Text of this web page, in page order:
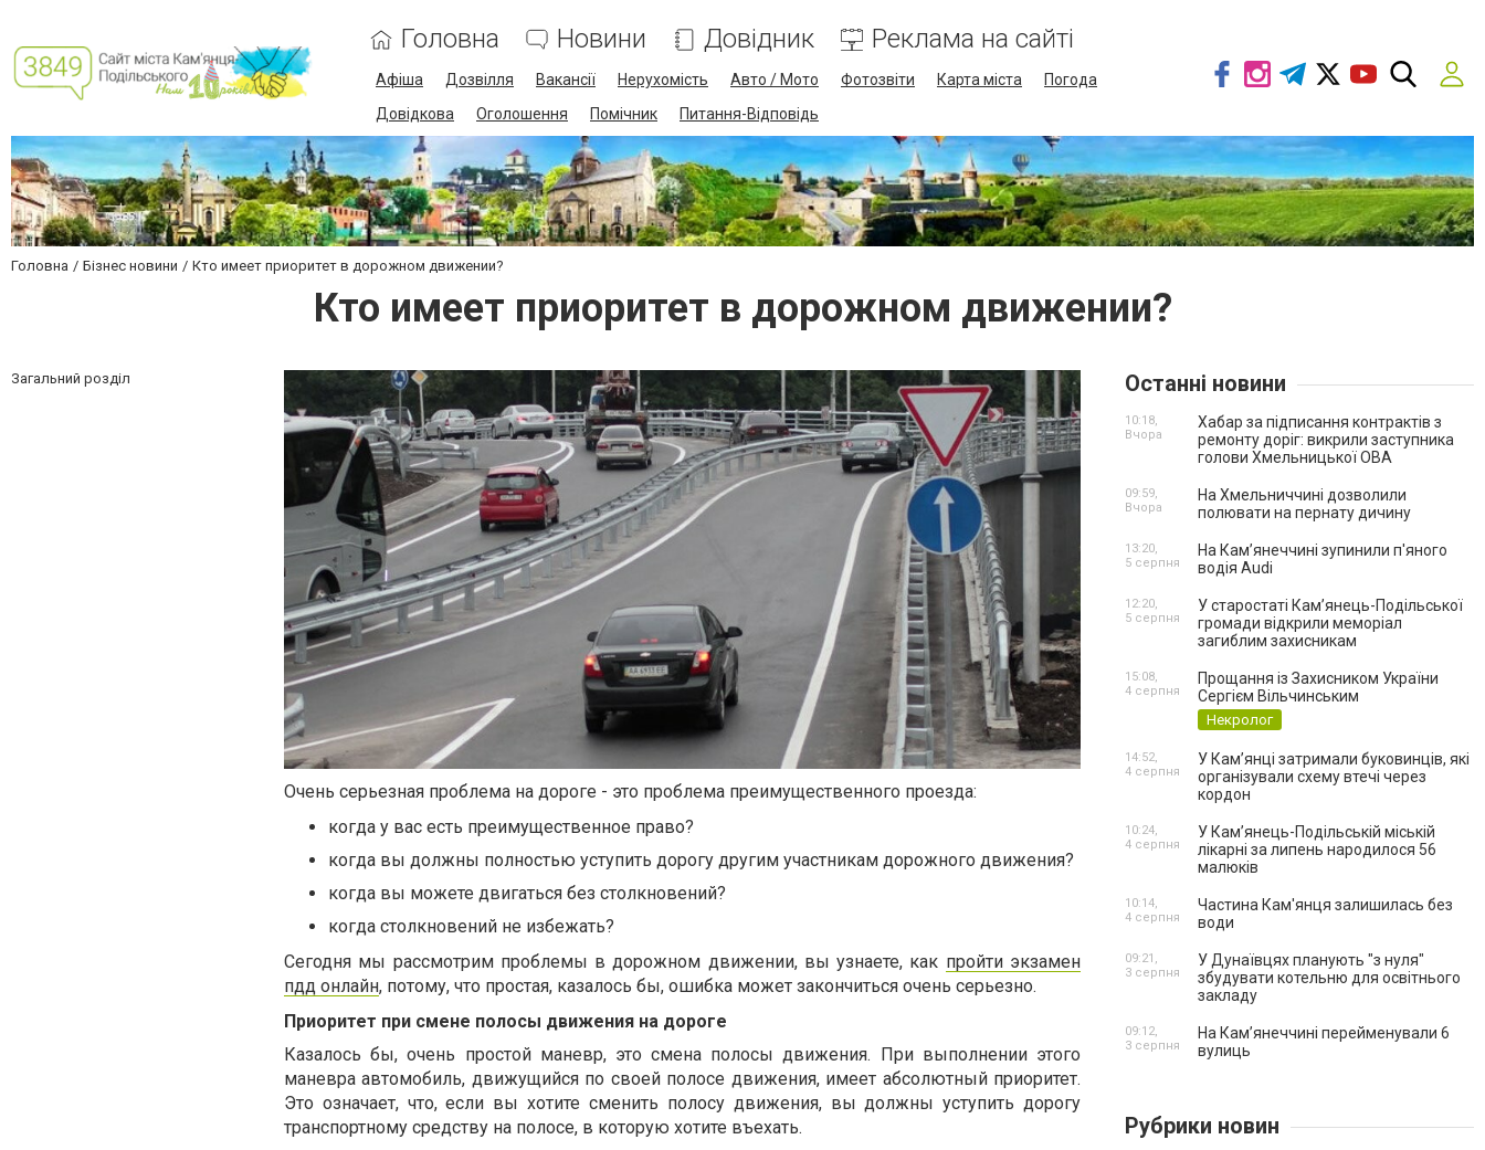
Головна Новини Довідник Реклама на сайті
Афіша Дозвілля Вакансії Нерухомість Авто / Мото Фотозвіти Карта міста
Погода
Довідкова
Оголошення Помічник Питання-Відповідь
Головна Бізнес новини Кто имеет приоритет в дорожном движении?
Кто имеет приоритет в дорожном движении?
Загальний розділ
Очень серьезная проблема на дороге - это проблема преимущественного проезда:
когда у вас есть преимущественное право?
когда вы должны полностью уступить дорогу другим участникам дорожного движения?
когда вы можете двигаться без столкновений?
когда столкновений не избежать?
Сегодня мы рассмотрим проблемы в дорожном движении, вы узнаете, как пройти экзамен
пдд онлайн, потому, что простая, казалось бы, ошибка может закончиться очень серьезно.
Приоритет при смене полосы движения на дороге
Казалось бы, очень простой маневр, это смена полосы движения. При выполнении этого
маневра автомобиль, движущийся по своей полосе движения, имеет абсолютный приоритет.
Это означает, что, если вы хотите сменить полосу движения, вы должны уступить дорогу
транспортному средству на полосе, в которую хотите въехать.
Останні новини
Хабар за підписання контрактів з
ремонту доріг: викрили заступника
голови Хмельницької ОВА
10:18,
Вчора
На Хмельниччині дозволили
полювати на пернату дичину
09:59,
Вчора
На Камʼянеччині зупинили п'яного
водія Audi
13:20,
5 серпня
У старостаті Кам’янець-Подільської
громади відкрили меморіал
загиблим захисникам
12:20,
5 серпня
Прощання із Захисником України
Сергієм Вільчинським
Некролог
15:08,
4 серпня
У Кам’янці затримали буковинців, які
організували схему втечі через
кордон
14:52,
4 серпня
У Кам’янець-Подільській міській
лікарні за липень народилося 56
малюків
10:24,
4 серпня
Частина Кам'янця залишилась без
води
10:14,
4 серпня
У Дунаївцях планують "з нуля"
збудувати котельню для освітнього
закладу
09:21,
3 серпня
На Камʼянеччині перейменували 6
вулиць
09:12,
3 серпня
Рубрики новин